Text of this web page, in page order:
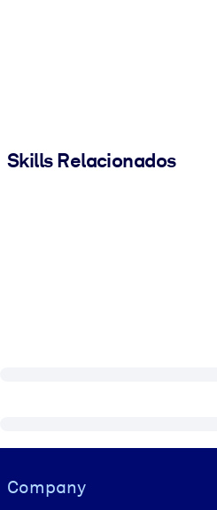
Skills Relacionados
Visually hidden Text
Company